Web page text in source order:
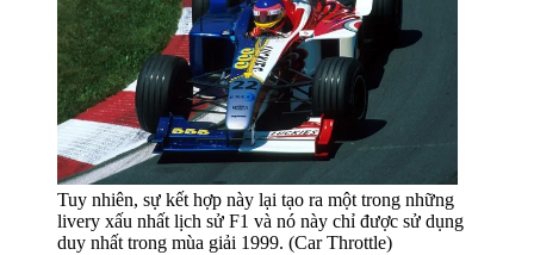
Tuy nhiên, sự kết hợp này lại tạo ra một trong những
livery xấu nhất lịch sử F1 và nó này chỉ được sử dụng
duy nhất trong mùa giải 1999. (Car Throttle)